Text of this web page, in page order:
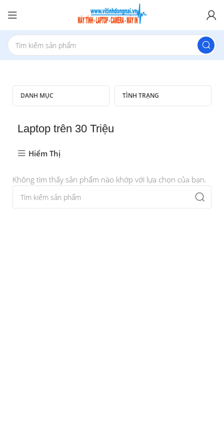
DANH MỤC TÌNH TRẠNG
Laptop trên 30 Triệu
Hiểm Thị
Không tìm thấy sản phẩm nào khớp với lựa chọn của bạn.